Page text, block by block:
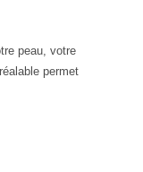
peau, votre
permet